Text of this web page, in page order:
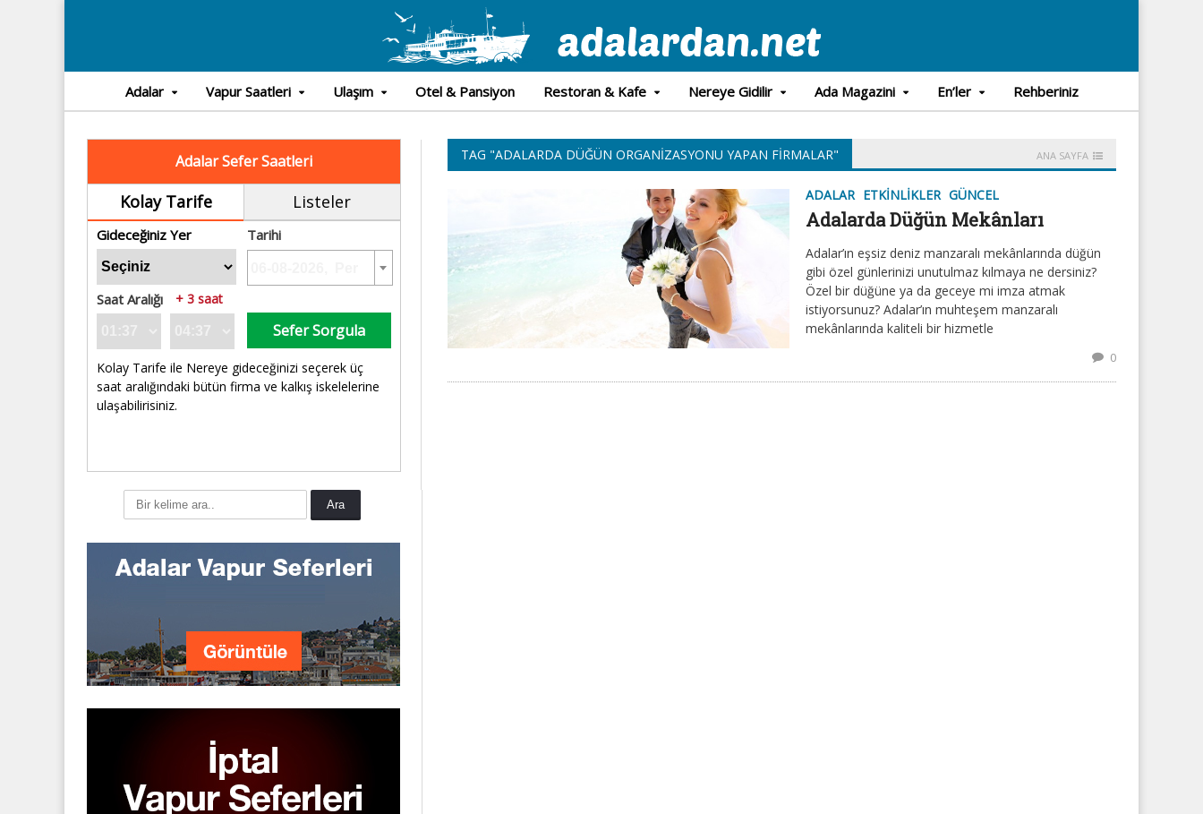
Adalar Vapur Saatleri Ulaşım Otel & Pansiyon Restoran & Kafe Nereye Gidilir Ada Magazini En’ler Rehberiniz
Adalar Sefer Saatleri
Kolay Tarife Listeler
Gideceğiniz Yer Tarihi
Saat Aralığı + 3 saat
Sefer Sorgula
Kolay Tarife ile Nereye gideceğinizi seçerek üç
saat aralığındaki bütün firma ve kalkış iskelelerine
ulaşabilirisiniz.
TAG "ADALARDA DÜĞÜN ORGANIZASYONU YAPAN FIRMALAR" ANA SAYFA
ADALAR ETKINLIKLER GÜNCEL
Adalarda Düğün Mekânları
Adalar’ın eşsiz deniz manzaralı mekânlarında düğün
gibi özel günlerinizi unutulmaz kılmaya ne dersiniz?
Özel bir düğüne ya da geceye mi imza atmak
istiyorsunuz? Adalar’ın muhteşem manzaralı
mekânlarında kaliteli bir hizmetle
0